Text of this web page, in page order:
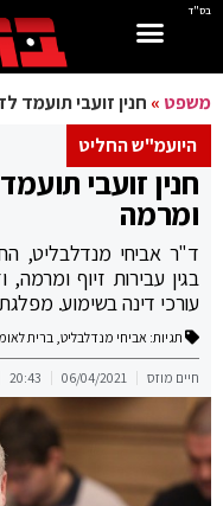
בס"ד
משפט » חנין זועבי תועמד
היועמ"ש החליט
חנין זועבי
ומרמה
ד"ר אביחי מנדלבליט,
בגין עבירות זיוף
עורכי דינה בשימוע.
תגיות: אביחי מנדלבליט,ברית
חיים מוזס 06/04/2021
20:43